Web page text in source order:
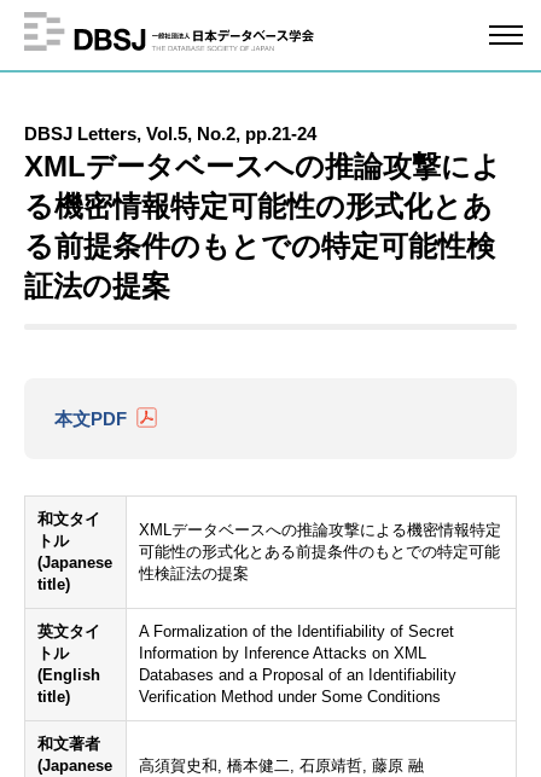
DBSJ Letters, Vol.5, No.2, pp.21-24
XMLデータベースへの推論攻撃によ
る機密情報特定可能性の形式化とあ
る前提条件のもとでの特定可能性検
証法の提案
本文PDF
和文タイ
トル
(Japanese
title)
XMLデータベースへの推論攻撃による機密情報特定
可能性の形式化とある前提条件のもとでの特定可能
性検証法の提案
英文タイ
トル
(English
title)
A Formalization of the Identifiability of Secret
Information by Inference Attacks on XML
Databases and a Proposal of an Identifiability
Verification Method under Some Conditions
和文著者
(Japanese
高須賀史和, 橋本健二, 石原靖哲, 藤原 融